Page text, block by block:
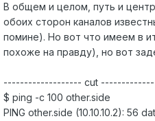
В общем и целом, путь и
обоих сторон каналов
помине). Но вот что имеем в
похоже на правду), но вот
------------------- cut
$ ping -c 100 other.side
PING other.side (10.10.10.2): 56